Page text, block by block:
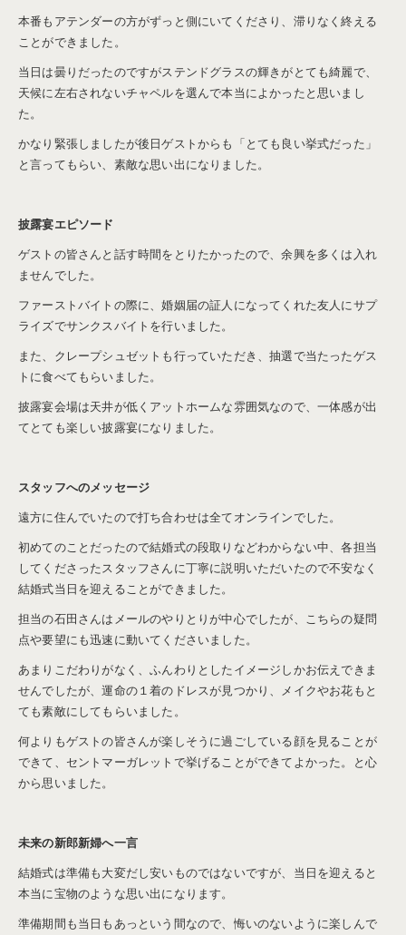
本番もアテンダーの方がずっと側にいてくださり、滞りなく終える
ことができました。
当日は曇りだったのですがステンドグラスの輝きがとても綺麗で、
天候に左右されないチャペルを選んで本当によかったと思いまし
た。
かなり緊張しましたが後日ゲストからも「とても良い挙式だった」
と言ってもらい、素敵な思い出になりました。
披露宴エピソード
ゲストの皆さんと話す時間をとりたかったので、余興を多くは入れ
ませんでした。
ファーストバイトの際に、婚姻届の証人になってくれた友人にサプ
ライズでサンクスバイトを行いました。
また、クレープシュゼットも行っていただき、抽選で当たったゲス
トに食べてもらいました。
披露宴会場は天井が低くアットホームな雰囲気なので、一体感が出
てとても楽しい披露宴になりました。
スタッフへのメッセージ
遠方に住んでいたので打ち合わせは全てオンラインでした。
初めてのことだったので結婚式の段取りなどわからない中、各担当
してくださったスタッフさんに丁寧に説明いただいたので不安なく
結婚式当日を迎えることができました。
担当の石田さんはメールのやりとりが中心でしたが、こちらの疑問
点や要望にも迅速に動いてくださいました。
あまりこだわりがなく、ふんわりとしたイメージしかお伝えできま
せんでしたが、運命の１着のドレスが見つかり、メイクやお花もと
ても素敵にしてもらいました。
何よりもゲストの皆さんが楽しそうに過ごしている顔を見ることが
できて、セントマーガレットで挙げることができてよかった。と心
から思いました。
未来の新郎新婦へ一言
結婚式は準備も大変だし安いものではないですが、当日を迎えると
本当に宝物のような思い出になります。
準備期間も当日もあっという間なので、悔いのないように楽しんで